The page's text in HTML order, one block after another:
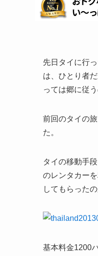
先日タイに行
は、ひとり者
っては郷に従う
前回のタイの
た。
タイの移動手
のレンタカー
してもらった
基本料金1200